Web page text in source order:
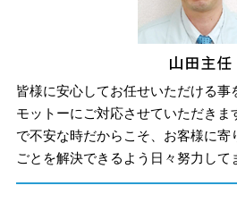
皆様に安心してお任せいただける事
モットーにご対応させていただきま
で不安な時だからこそ、お客様に寄
ごとを解決できるよう日々努力して